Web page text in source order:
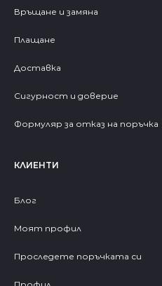
Връщане и замяна
Плащане
Доставка
Сигурност и доверие
Формуляр за отказ на поръчка
КЛИЕНТИ
Блог
Моят профил
Проследете поръчката си